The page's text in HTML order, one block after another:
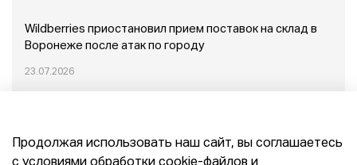
Wildberries приостановил прием поставок на склад в
Воронеже после атак по городу
23.07.2026
Продолжая использовать наш сайт, вы соглашаетесь